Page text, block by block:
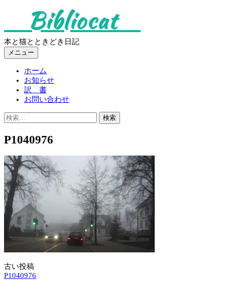
ン
ツ
へ
Bibliocat
本と猫とときどき日記
メニュー
ホーム
お知らせ
訳 書
お問い合わせ
検
索:
P1040976
投
古い投稿
P1040976